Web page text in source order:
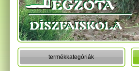
termékkategóriák